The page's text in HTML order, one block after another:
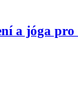
a jóga pro